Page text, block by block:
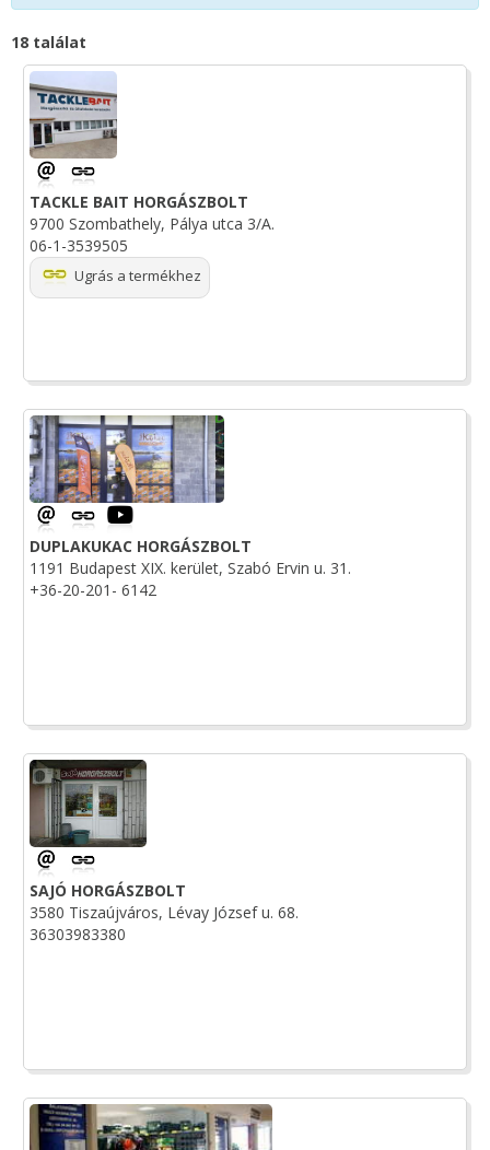
18 találat
TACKLE BAIT HORGÁSZBOLT
9700 Szombathely, Pálya utca 3/A.
06-1-3539505
Ugrás a termékhez
DUPLAKUKAC HORGÁSZBOLT
1191 Budapest XIX. kerület, Szabó Ervin u. 31.
+36-20-201- 6142
SAJÓ HORGÁSZBOLT
3580 Tiszaújváros, Lévay József u. 68.
36303983380